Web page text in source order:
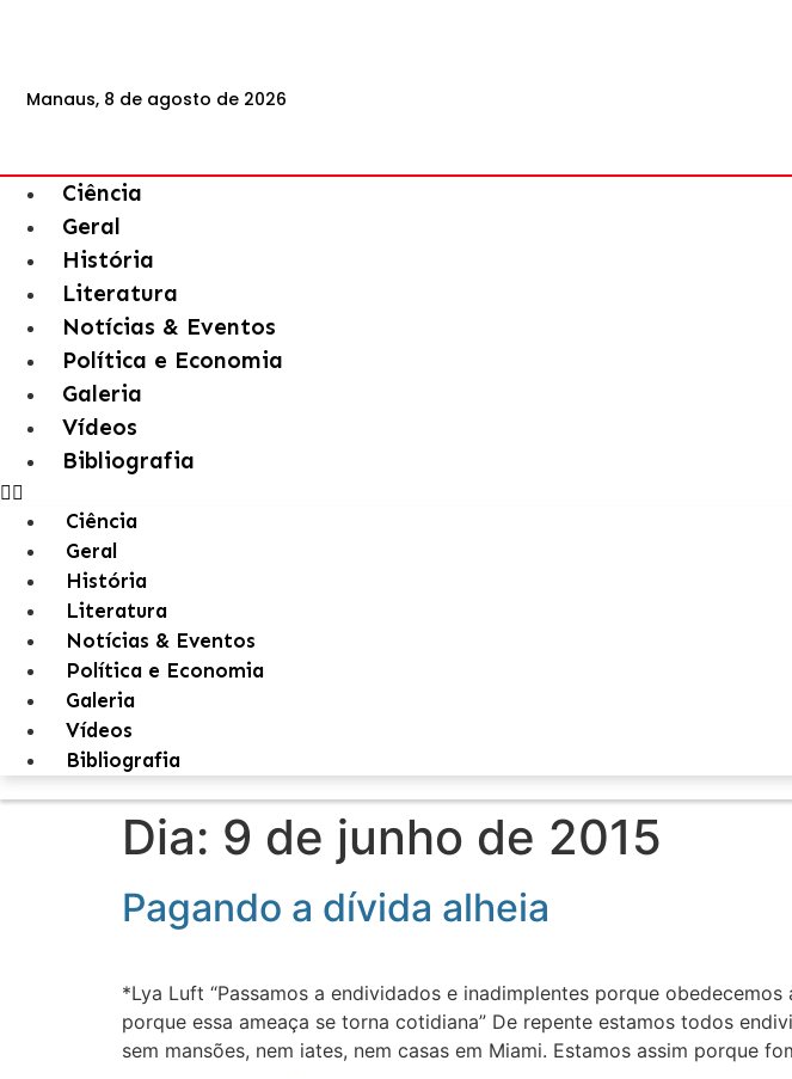
Manaus, 8 de agosto de 2026
Ciência
Geral
História
Literatura
Notícias & Eventos
Política e Economia
Galeria
Vídeos
Bibliografia
Ciência
Geral
História
Literatura
Notícias & Eventos
Política e Economia
Galeria
Vídeos
Bibliografia
Dia: 9 de junho de 2015
Pagando a dívida alheia
*Lya Luft “Passamos a endividados e inadimplentes porque
porque essa ameaça se torna cotidiana” De repente estamos todos
sem mansões, nem iates, nem casas em Miami. Estamos assim porque